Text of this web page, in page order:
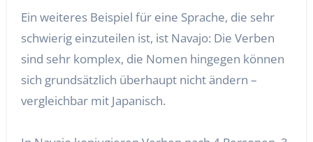
Ein weiteres Beispiel für eine Sprache, die sehr
schwierig einzuteilen ist, ist Navajo: Die Verben
sind sehr komplex, die Nomen hingegen können
sich grundsätzlich überhaupt nicht ändern –
vergleichbar mit Japanisch.